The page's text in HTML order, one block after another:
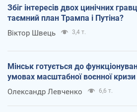
Збіг інтересів двох цинічних
таємний план Трампа і Путіна?
Віктор Швець 3,4 т.
Мінськ готується до
умовах масштабної воєнної кризи
Олександр Левченко 6,6 т.